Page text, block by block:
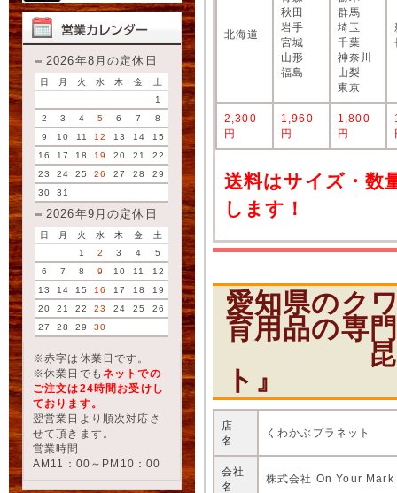
2026年8月の定休日
日 月 火 水 木 金
土
1
2
3 4 5 6 7
8
9
10 11 12 13 14
15
16
17 18 19 20 21
22
23
24 25 26 27 28
29
30
31
2026年9月の定休日
日 月 火 水 木 金
土
1
2 3 4
5
6
7 8 9 10 11
12
13
14 15 16 17 18
19
20
21 22 23 24 25
26
27
28 29 30
※赤字は休業日です。
※休業日でも ネットでの
ご注文は24時間お受けし
ております。
翌営業日より順次対応さ
せて頂きます。
営業時間
AM11：00～PM10：00
北海道
秋田
岩手
宮城
山形
福島
群馬
埼玉
千葉
神奈川
山梨
東京
2,300
円
1,960
円
1,800
円
送料はサイズ・数
します！
愛知県のク
育用品の専
昆虫シ
ト』
店
名
くわかぶプラネット
会社
名
株式会社 On Your Mark